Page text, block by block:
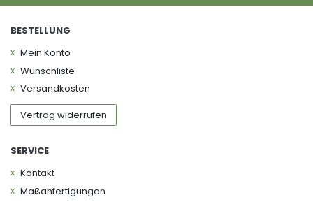
BESTELLUNG
Mein Konto
Wunschliste
Versandkosten
Vertrag widerrufen
SERVICE
Kontakt
Maßanfertigungen